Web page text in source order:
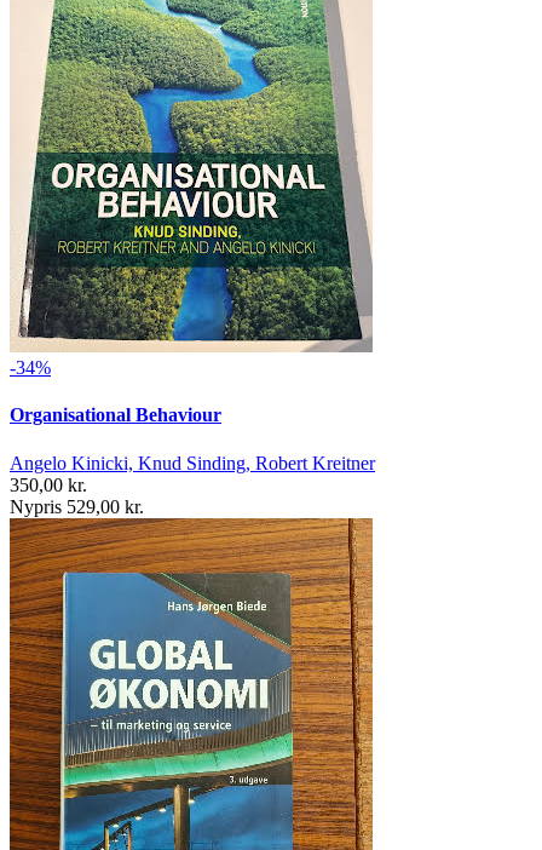
-34%
Organisational Behaviour
Angelo Kinicki, Knud Sinding, Robert Kreitner
350,00 kr.
Nypris 529,00 kr.